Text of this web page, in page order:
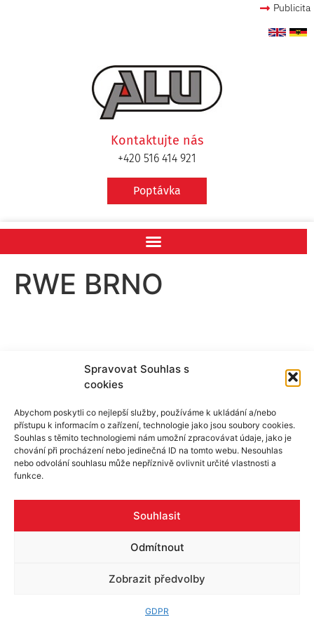
Spravovat Souhlas s
cookies
Abychom poskytli co nejlepší služby, používáme k ukládání a/nebo
přístupu k informacím o zařízení, technologie jako jsou soubory cookies.
Souhlas s těmito technologiemi nám umožní zpracovávat údaje, jako je
chování při procházení nebo jedinečná ID na tomto webu. Nesouhlas
nebo odvolání souhlasu může nepříznivě ovlivnit určité vlastnosti a
funkce.
Souhlasit
Odmítnout
Zobrazit předvolby
GDPR
Publicita
Kontaktujte nás
+420 516 414 921
Poptávka
RWE BRNO
Skupina ALU Produkty Reference
Rady a tipy
Poptávka
Pracovní příležitosti
Certifikáty
Kontakty
Vytvořilo |Webstudioi1.cz